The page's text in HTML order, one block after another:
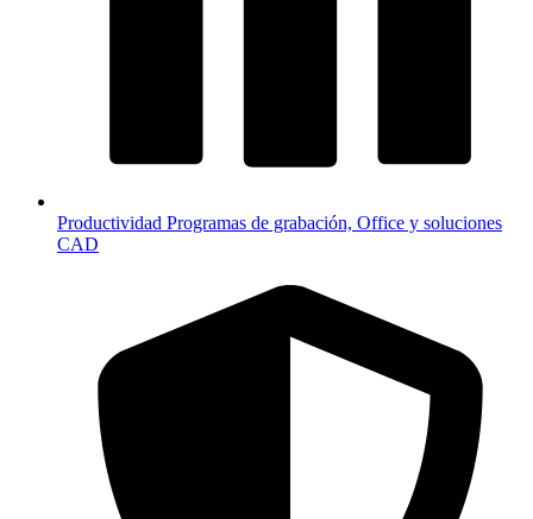
Productividad Programas de grabación, Office y soluciones
CAD